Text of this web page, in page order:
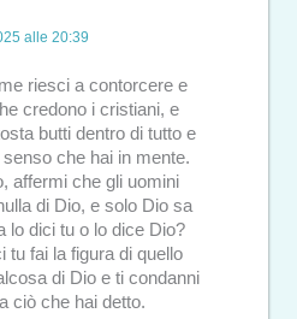
alle 20:39
riesci a contorcere e
credono i cristiani, e
butti dentro di tutto e
che hai in mente.
affermi che gli uomini
di Dio, e solo Dio sa
lo dici tu o lo dice Dio?
tu fai la figura di quello
di Dio e ti condanni
ciò che hai detto.